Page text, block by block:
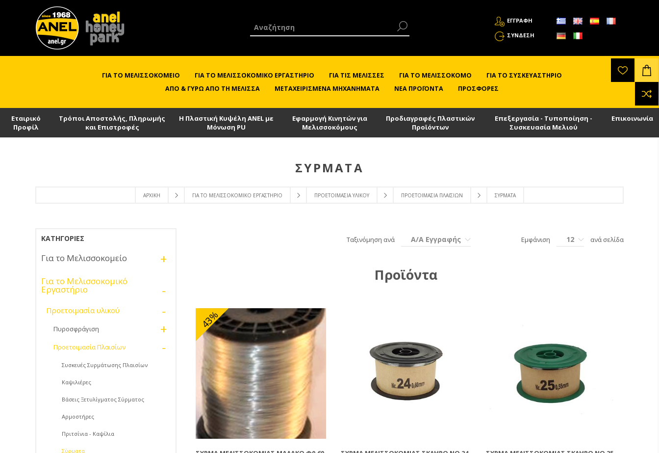
ΕΓΓΡΑΦΗ
ΣΎΝΔΕΣΗ
ΓΙΑ ΤΟ ΜΕΛΙΣΣΟΚΟΜΕΊΟ ΓΙΑ ΤΟ ΜΕΛΙΣΣΟΚΟΜΙΚΌ ΕΡΓΑΣΤΉΡΙΟ ΓΙΑ ΤΙΣ ΜΈΛΙΣΣΕΣ ΓΙΑ ΤΟ ΜΕΛΙΣΣΟΚΌΜΟ
ΓΙΑ ΤΟ ΣΥΣΚΕΥΑΣΤΉΡΙΟ
ΑΠΌ & ΓΎΡΩ ΑΠΌ ΤΗ ΜΈΛΙΣΣΑ
ΜΕΤΑΧΕΙΡΙΣΜΈΝΑ ΜΗΧΑΝΉΜΑΤΑ ΝΈΑ ΠΡΟΪΌΝΤΑ ΠΡΟΣΦΟΡΈΣ
Εταιρικό
Προφίλ
Τρόποι Αποστολής, Πληρωμής
και Επιστροφές
Η Πλαστική Κυψέλη ANEL με
Μόνωση PU
Εφαρμογή Κινητών για
Μελισσοκόμους
Προδιαγραφές Πλαστικών
Προϊόντων
Επεξεργασία - Τυποποίηση -
Συσκευασία Μελιού
Επικοινωνία
ΑΡΧΙΚΉ ΓΙΑ ΤΟ ΜΕΛΙΣΣΟΚΟΜΙΚΌ ΕΡΓΑΣΤΉΡΙΟ ΠΡΟΕΤΟΙΜΑΣΊΑ ΥΛΙΚΟΎ ΠΡΟΕΤΟΙΜΑΣΊΑ ΠΛΑΙΣΊΩΝ ΣΎΡΜΑΤΑ
ΣΎΡΜΑΤΑ
Ταξινόμηση ανά Α/Α Εγγραφής Εμφάνιση 12 ανά σελίδα
Προϊόντα
43%
ΚΑΤΗΓΟΡΊΕΣ
Για το Μελισσοκομείο +
Για το Μελισσοκομικό
Εργαστήριο -
Προετοιμασία υλικού -
Πυροσφράγιση +
Προετοιμασία Πλαισίων -
Συσκευές Συρμάτωσης Πλαισίων
Καψιλιέρες
Βάσεις Ξετυλίγματος Σύρματος
Αρμοστήρες
Πριτσίνια - Καψίλια
Σύρματα